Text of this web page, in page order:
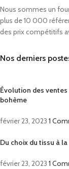
Nous sommes un
plus de 10 000
des prix compétitifs
Nos derniers
Évolution des
bohème
février 23, 2023 1
Du choix du tissu à
février 23, 2023 1